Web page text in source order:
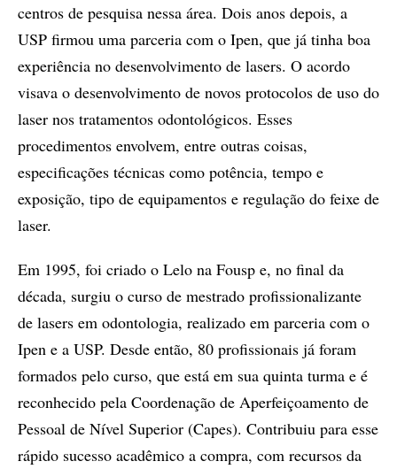
centros de pesquisa nessa área. Dois anos depois, a
USP firmou uma parceria com o Ipen, que já tinha boa
experiência no desenvolvimento de lasers. O acordo
visava o desenvolvimento de novos protocolos de uso do
laser nos tratamentos odontológicos. Esses
procedimentos envolvem, entre outras coisas,
especificações técnicas como potência, tempo e
exposição, tipo de equipamentos e regulação do feixe de
laser.
Em 1995, foi criado o Lelo na Fousp e, no final da
década, surgiu o curso de mestrado profissionalizante
de lasers em odontologia, realizado em parceria com o
Ipen e a USP. Desde então, 80 profissionais já foram
formados pelo curso, que está em sua quinta turma e é
reconhecido pela Coordenação de Aperfeiçoamento de
Pessoal de Nível Superior (Capes). Contribuiu para esse
rápido sucesso acadêmico a compra, com recursos da